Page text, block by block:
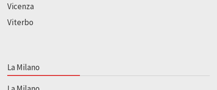
Vicenza
Viterbo
La Milano